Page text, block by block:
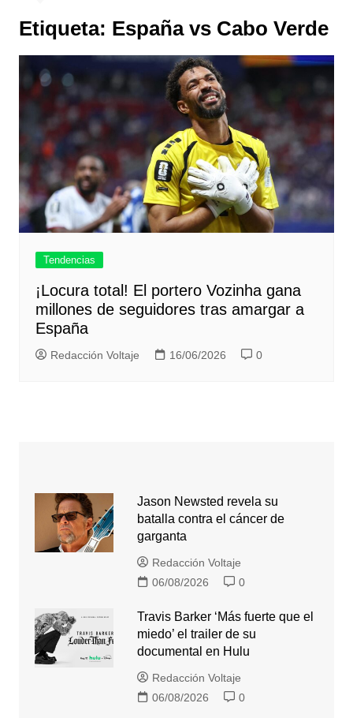
Etiqueta: España vs Cabo Verde
Tendencias
¡Locura total! El portero Vozinha gana
millones de seguidores tras amargar a
España
Redacción Voltaje 16/06/2026 0
Jason Newsted revela su
batalla contra el cáncer de
garganta
Redacción Voltaje
06/08/2026
0
Travis Barker ‘Más fuerte que el
miedo’ el trailer de su
documental en Hulu
Redacción Voltaje
06/08/2026
0